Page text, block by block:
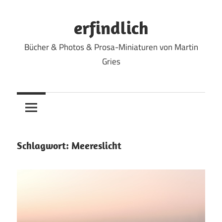
erfindlich
Bücher & Photos & Prosa-Miniaturen von Martin
Gries
Schlagwort: Meereslicht